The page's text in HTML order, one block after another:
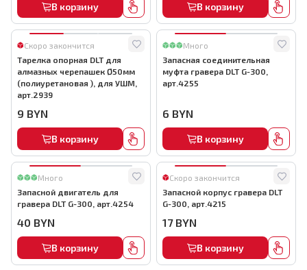
В корзину В корзину
Скоро закончится
Тарелка опорная DLT для
алмазных черепашек Ø50мм
(полиуретановая ), для УШМ,
арт.2939
9 BYN
В корзину
Много
Запасная соединительная
муфта гравера DLT G-300,
арт.4255
6 BYN
В корзину
Много
Запасной двигатель для
гравера DLT G-300, арт.4254
40 BYN
В корзину
Скоро закончится
Запасной корпус гравера DLT
G-300, арт.4215
17 BYN
В корзину